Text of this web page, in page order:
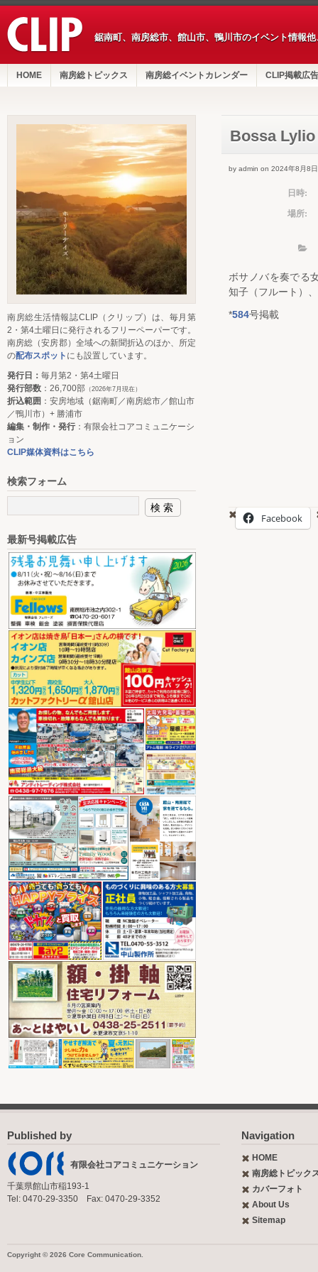
鋸南町、南房総市、館山市、鴨川市のイベント情報
HOME 南房総トピックス 南房総イベントカレンダー CLIP掲載広告
Bossa
by admin on 2024年8月8日
日時:
場所:
ボサノバを奏でる
知子（フルート）
*584号掲載
Facebook
南房総生活情報誌CLIP（クリップ）は、毎月第
2・第4土曜日に発行されるフリーペーパーです。
南房総（安房郡）全域への新聞折込のほか、所定
の配布スポット にも設置しています。
発行日： 毎月第2・第4土曜日
発行部数 ：26,700部 （2026年7月現在）
折込範囲 ：安房地域（鋸南町／南房総市／館山市
／鴨川市）+ 勝浦市
編集・制作・発行：有限会社コアコミュニケーシ
ョン
CLIP媒体資料はこちら
検索フォーム
最新号掲載広告
Published by
有限会社コアコミュニケーション
千葉県館山市稲193-1
Tel: 0470-29-3350 Fax: 0470-29-3352
Navigation
HOME
南房総トピック
カバーフォト
About Us
Sitemap
Copyright © 2026 Core Communication.